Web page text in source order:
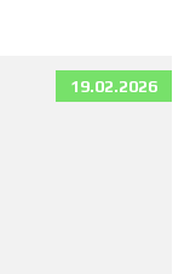
19.02.2026